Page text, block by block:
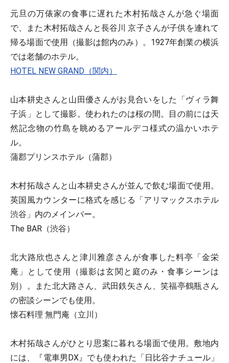
元旦の万俵家の食事に遅れた木村拓哉さんが急ぐ場面
で、また木村拓哉さんと長谷川 京子さんが子供を連れて
帰る場面で使用（撮影は館内のみ）。1927年創業の横浜
では老舗のホテル。
HOTEL NEW GRAND（関内）
山本耕史さんと山田優さんがお見合いをした「ヴィラ舞
子浜」として撮影。使われたのは桜の間。目の前には天
然記念物の竹島を眺めるアールデコ様式の温かいホテ
ル。
蒲郡プリンスホテル（蒲郡）
木村拓哉さんと山本耕史さんが並んで飲む場面で使用。
英国風カウンターに格式を感じる「アリマックスホテル
渋谷」内のメインバー。
The BAR（渋谷）
北大路欣也さんと津川雅彦さんが食事した料亭「金栄
庵」として使用（撮影は玄関と庭のみ・食事シーンは
別）。また北大路さん、武田鉄矢さん、笑福亭鶴瓶さん
の密談シーンでも使用。
懐石料理 無門庵（立川）
木村拓哉さんがひとり思案に暮れる場面で使用。敷地内
には、『電車男DX』でも使われた「日比谷ナチュール」